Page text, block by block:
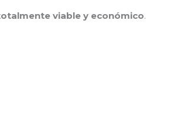
viable y económico.